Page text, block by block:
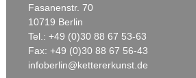
Auktion 437 - Lot 802
WILLI BAUMEISTER
Phantom mit Rot , 1953
Ergebnis:€ 362.500
Fasanenstr. 70
10719 Berlin
Tel.: +49 (0)30 88 67 53-63
Fax: +49 (0)30 88 67 56-43
infoberlin@kettererkunst.de